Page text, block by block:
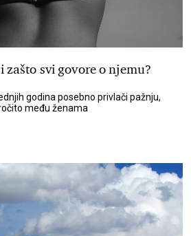
zašto svi govore o njemu?
godina posebno privlači pažnju,
među ženama